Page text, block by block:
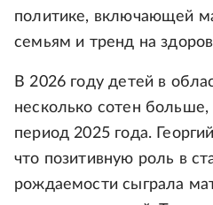
политике, включающей
семьям и тренд на
В 2026 году детей в
несколько сотен
период 2025 года.
что позитивную роль в
рождаемости сыграла